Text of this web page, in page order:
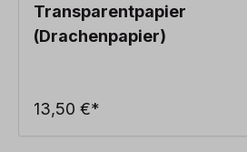
Transparentpapier
(Drachenpapier)
13,50 €*